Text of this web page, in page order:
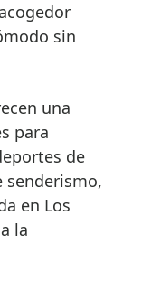
sin
una
para
de
senderismo,
en Los
la